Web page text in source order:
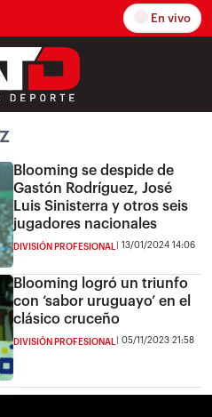
En vivo
Blooming se despide de
Gastón Rodríguez, José
Luis Sinisterra y otros seis
jugadores nacionales
DIVISIÓN PROFESIONAL 13/01/2024 14:06
Blooming logró un triunfo
con ‘sabor uruguayo’ en el
clásico cruceño
DIVISIÓN PROFESIONAL 05/11/2023 21:58